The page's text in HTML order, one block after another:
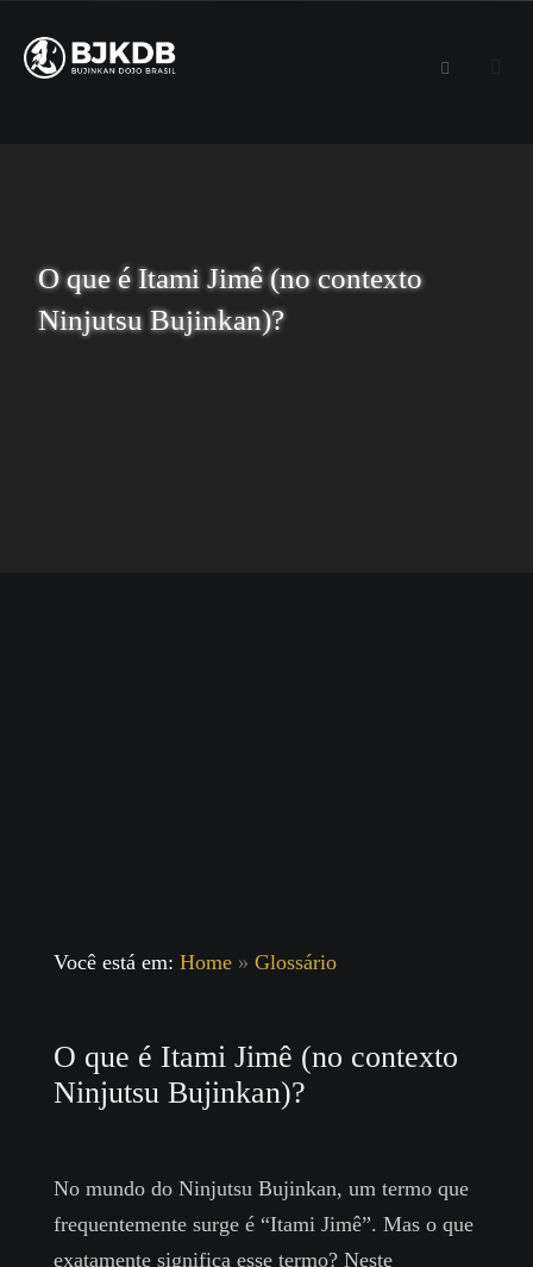
O que é Itami Jimê (no contexto
Ninjutsu Bujinkan)?
Você está em: Home» Glossário
O que é Itami Jimê (no contexto
Ninjutsu Bujinkan)?
No mundo do Ninjutsu Bujinkan, um termo que
frequentemente surge é “Itami Jimê”. Mas o que
exatamente significa esse termo? Neste